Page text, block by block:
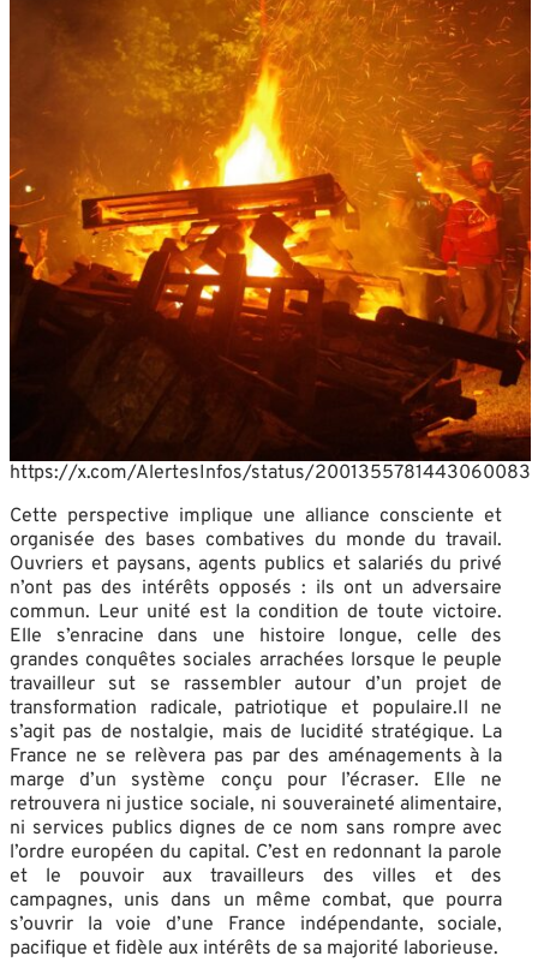
https://x.com/AlertesInfos/status/2001355781443060083
Cette perspective implique une alliance consciente et
organisée des bases combatives du monde du travail.
Ouvriers et paysans, agents publics et salariés du privé
n’ont pas des intérêts opposés : ils ont un adversaire
commun. Leur unité est la condition de toute victoire.
Elle s’enracine dans une histoire longue, celle des
grandes conquêtes sociales arrachées lorsque le peuple
travailleur sut se rassembler autour d’un projet de
transformation radicale, patriotique et populaire.Il ne
s’agit pas de nostalgie, mais de lucidité stratégique. La
France ne se relèvera pas par des aménagements à la
marge d’un système conçu pour l’écraser. Elle ne
retrouvera ni justice sociale, ni souveraineté alimentaire,
ni services publics dignes de ce nom sans rompre avec
l’ordre européen du capital. C’est en redonnant la parole
et le pouvoir aux travailleurs des villes et des
campagnes, unis dans un même combat, que pourra
s’ouvrir la voie d’une France indépendante, sociale,
pacifique et fidèle aux intérêts de sa majorité laborieuse.